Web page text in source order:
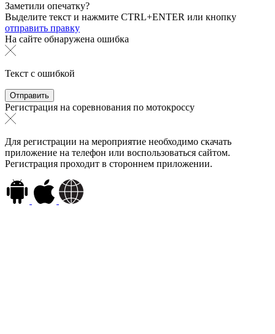
Заметили опечатку?
Выделите текст и нажмите CTRL+ENTER или кнопку
отправить правку
На сайте обнаружена ошибка
Текст с ошибкой
Регистрация на соревнования по мотокроссу
Для регистрации на мероприятие необходимо скачать
приложение на телефон или воспользоваться сайтом.
Регистрация проходит в стороннем приложении.